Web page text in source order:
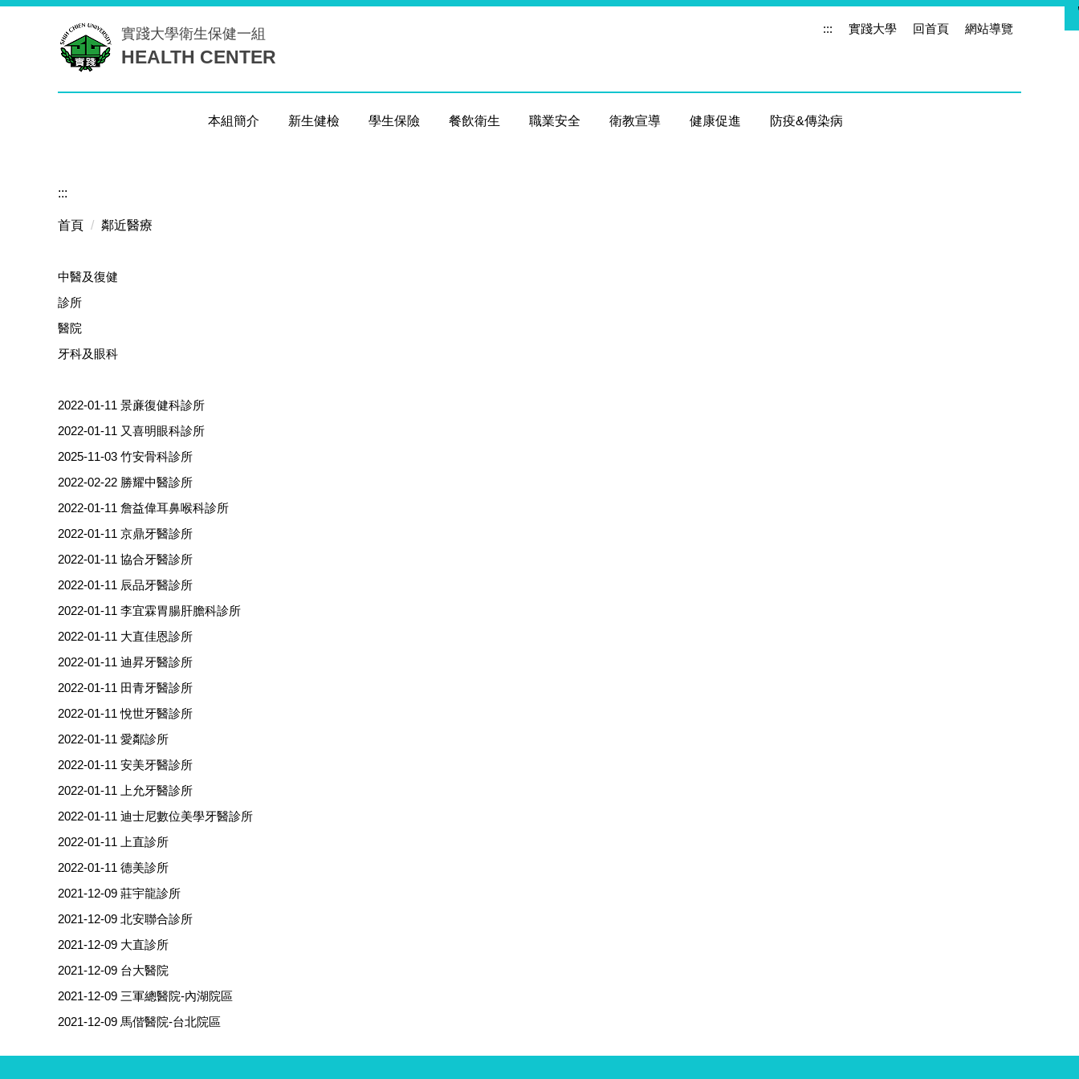
實踐大學衛生保健一組
HEALTH CENTER
本組簡介 新生健檢 學生保險 餐飲衛生 職業安全 衛教宣導 健康促進 防疫&傳染病
::: 實踐大學 回首頁 網站導覽
:::
首頁 鄰近醫療
中醫及復健
診所
醫院
牙科及眼科
2022-01-11 景亷復健科診所
2022-01-11 又喜明眼科診所
2025-11-03 竹安骨科診所
2022-02-22 勝耀中醫診所
2022-01-11 詹益偉耳鼻喉科診所
2022-01-11 京鼎牙醫診所
2022-01-11 協合牙醫診所
2022-01-11 辰品牙醫診所
2022-01-11 李宜霖胃腸肝膽科診所
2022-01-11 大直佳恩診所
2022-01-11 迪昇牙醫診所
2022-01-11 田青牙醫診所
2022-01-11悅世牙醫診所
2022-01-11 愛鄰診所
2022-01-11 安美牙醫診所
2022-01-11
上允牙醫診所
2022-01-11 迪士尼數位美學牙醫診所
2022-01-11
上直診所
2022-01-11 德美診所
2021-12-09 莊宇龍診所
2021-12-09 北安聯合診所
2021-12-09 大直診所
2021-12-09 台大醫院
2021-12-09 三軍總醫院-內湖院區
2021-12-09 馬偕醫院-台北院區